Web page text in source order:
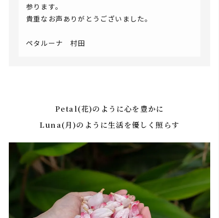
参ります。
貴重なお声ありがとうございました。
ペタルーナ 村田
Petal(花)のように心を豊かに
Luna(月)のように生活を優しく照らす